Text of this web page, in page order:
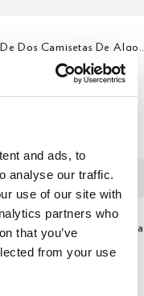
and ads, to
analyse our traffic.
use of our site with
partners who
that you’ve
from your use
Elástico Tipo